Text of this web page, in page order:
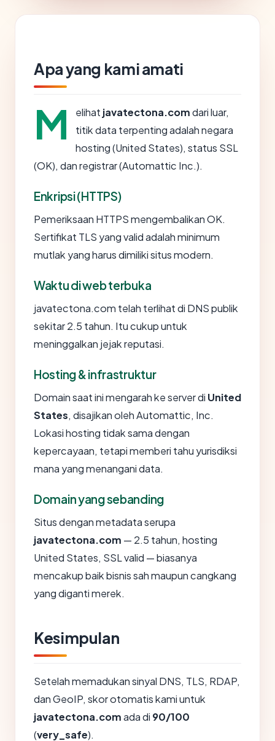
Apa yang kami amati
M elihat javatectona.comdari luar,
titik data terpenting adalah negara
hosting (United States), status SSL
(OK), dan registrar (Automattic Inc.).
Enkripsi (HTTPS)
Pemeriksaan HTTPS mengembalikan OK.
Sertifikat TLS yang valid adalah minimum
mutlak yang harus dimiliki situs modern.
Waktu di web terbuka
javatectona.com telah terlihat di DNS publik
sekitar 2.5 tahun. Itu cukup untuk
meninggalkan jejak reputasi.
Hosting & infrastruktur
Domain saat ini mengarah ke server di United
States, disajikan oleh Automattic, Inc.
Lokasi hosting tidak sama dengan
kepercayaan, tetapi memberi tahu yurisdiksi
mana yang menangani data.
Domain yang sebanding
Situs dengan metadata serupa
javatectona.com — 2.5 tahun, hosting
United States, SSL valid — biasanya
mencakup baik bisnis sah maupun cangkang
yang diganti merek.
Kesimpulan
Setelah memadukan sinyal DNS, TLS, RDAP,
dan GeoIP, skor otomatis kami untuk
javatectona.comada di 90/100
(very_safe).